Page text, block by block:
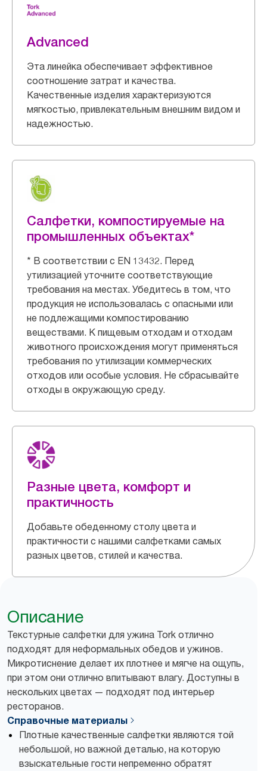
Advanced
Эта линейка обеспечивает эффективное
соотношение затрат и качества.
Качественные изделия характеризуются
мягкостью, привлекательным внешним видом и
надежностью.
Салфетки, компостируемые на
промышленных объектах*
* В соответствии с EN 13432. Перед
утилизацией уточните соответствующие
требования на местах. Убедитесь в том, что
продукция не использовалась с опасными или
не подлежащими компостированию
веществами. К пищевым отходам и отходам
животного происхождения могут применяться
требования по утилизации коммерческих
отходов или особые условия. Не сбрасывайте
отходы в окружающую среду.
Разные цвета, комфорт и
практичность
Добавьте обеденному столу цвета и
практичности с нашими салфетками самых
разных цветов, стилей и качества.
Описание
Текстурные салфетки для ужина Tork отлично
подходят для неформальных обедов и ужинов.
Микротиснение делает их плотнее и мягче на ощупь,
при этом они отлично впитывают влагу. Доступны в
нескольких цветах — подходят под интерьер
ресторанов.
Справочные материалы
Плотные качественные салфетки являются той
небольшой, но важной деталью, на которую
взыскательные гости непременно обратят